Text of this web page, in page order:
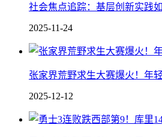
社会焦点追踪：基层创新实践
2025-11-24
张家界荒野求生大赛爆火！年
2025-12-12